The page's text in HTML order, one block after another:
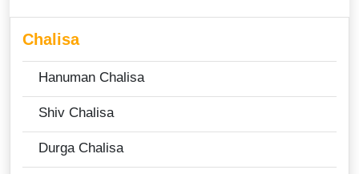
Chalisa
Hanuman Chalisa
Shiv Chalisa
Durga Chalisa